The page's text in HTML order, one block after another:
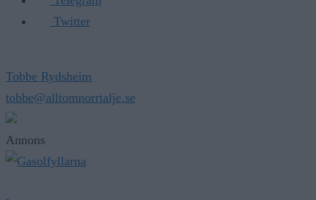
Twitter
Tobbe Rydsheim
tobbe@alltomnorrtalje.se
Annons